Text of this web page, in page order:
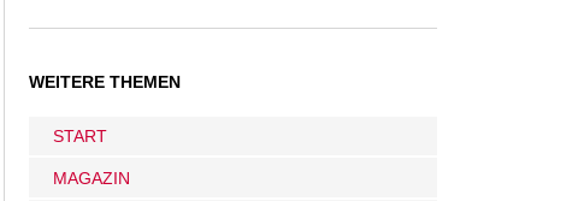
WEITERE THEMEN
START
MAGAZIN